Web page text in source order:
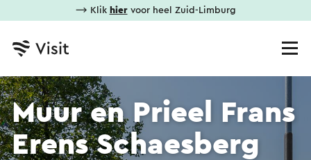
⟶ Klik hiervoor heel Zuid-Limburg
Muur en Prieel Frans
Erens Schaesberg